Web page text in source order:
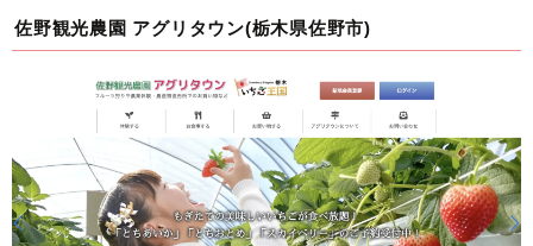
佐野観光農園 アグリタウン(栃木県佐野市)